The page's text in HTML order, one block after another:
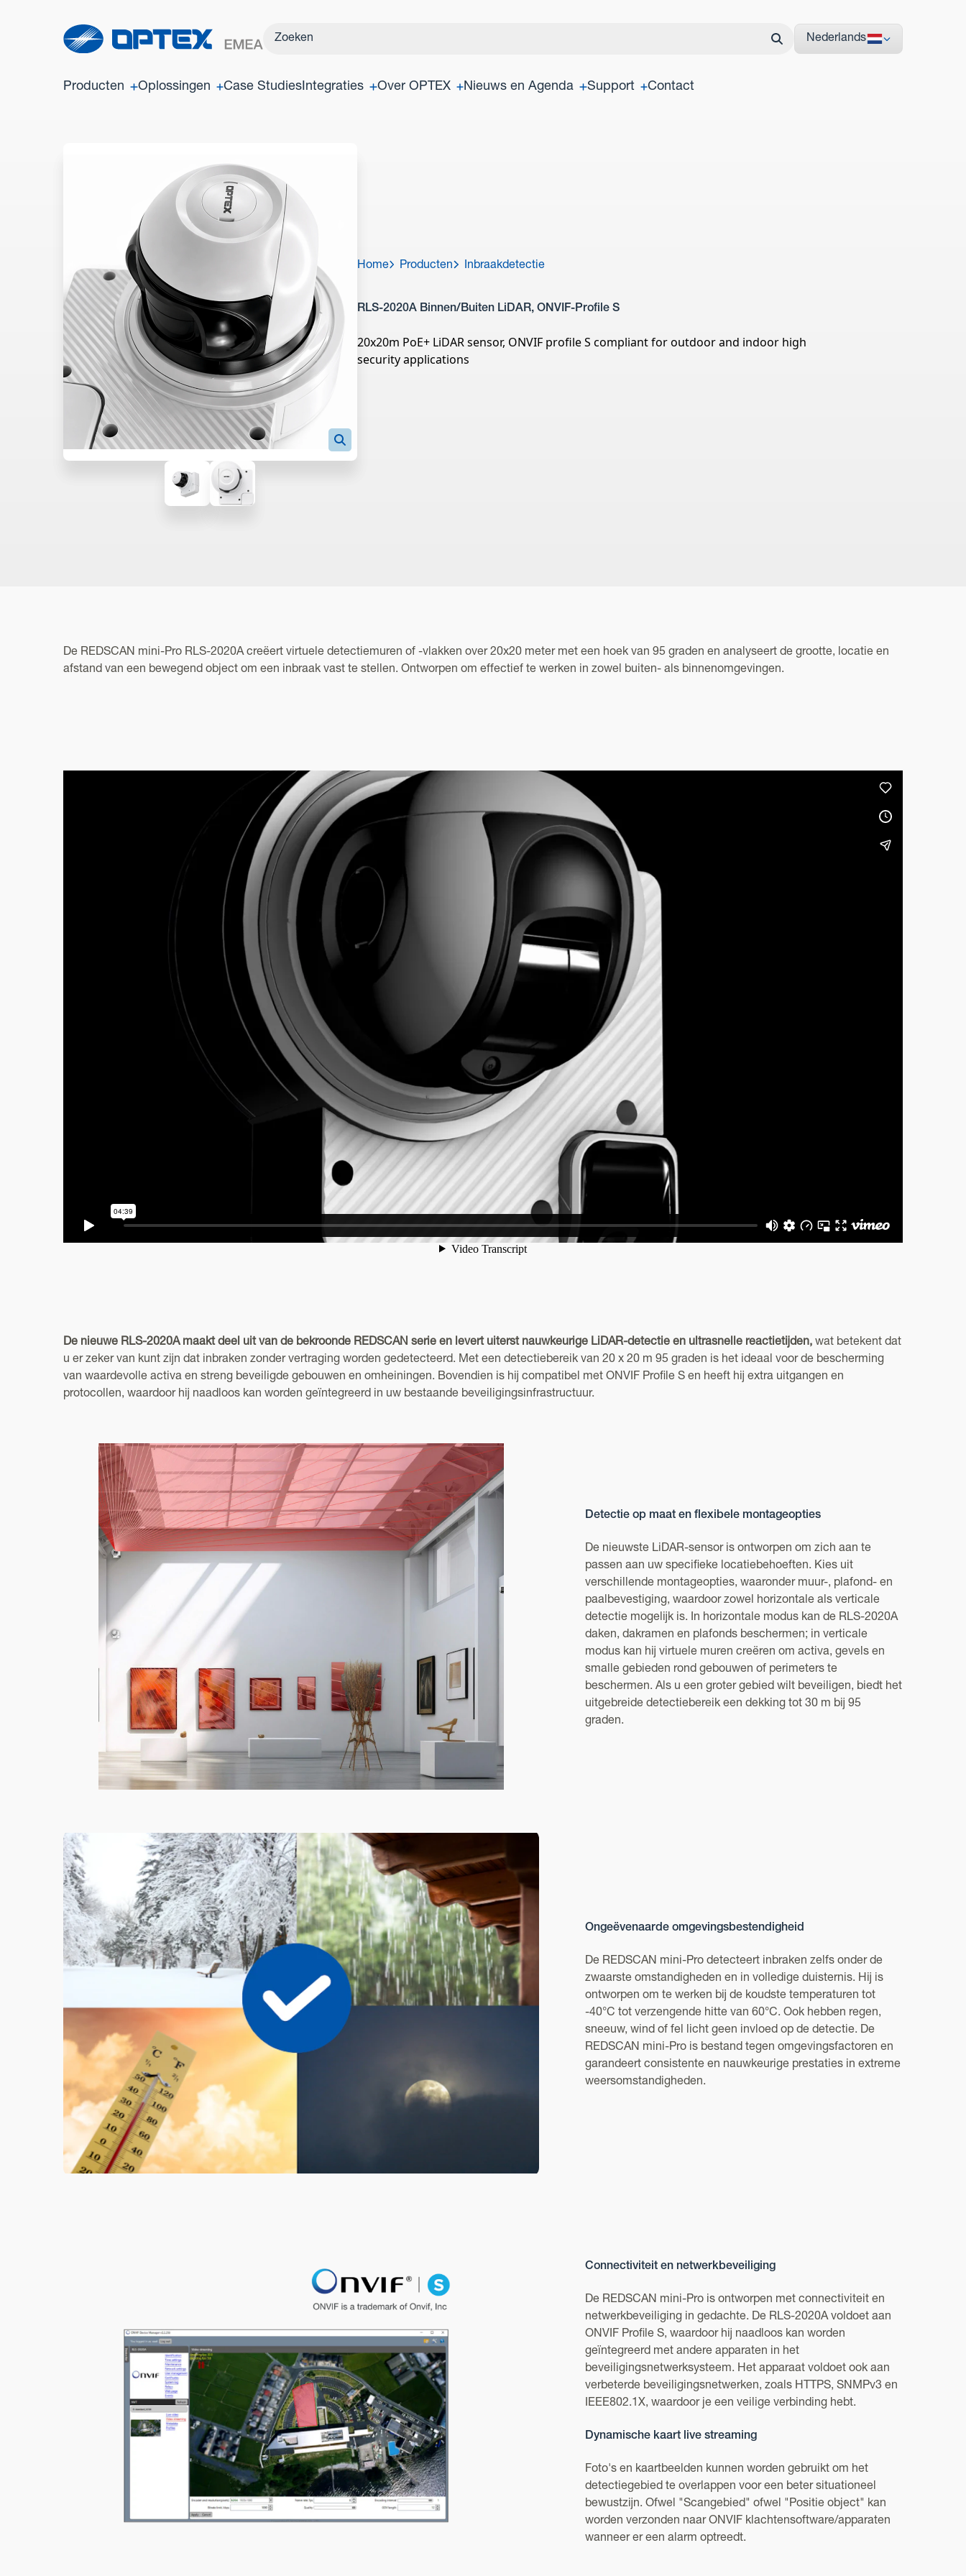
Nederlands
Producten Oplossingen Case StudiesIntegraties Over OPTEX Nieuws en Agenda Support Contact
Home Producten Inbraakdetectie
RLS-2020A Binnen/Buiten LiDAR, ONVIF-Profile S
20x20m PoE+ LiDAR sensor, ONVIF profile S compliant for outdoor and indoor high
security applications
De REDSCAN mini-Pro RLS-2020A creëert virtuele detectiemuren of -vlakken over 20x20 meter met een hoek van 95 graden en analyseert de grootte, locatie en
afstand van een bewegend object om een inbraak vast te stellen. Ontworpen om effectief te werken in zowel buiten- als binnenomgevingen.
De nieuwe RLS-2020A maakt deel uit van de bekroonde REDSCAN serie en levert uiterst nauwkeurige LiDAR-detectie en ultrasnelle reactietijden, wat betekent dat
u er zeker van kunt zijn dat inbraken zonder vertraging worden gedetecteerd. Met een detectiebereik van 20 x 20 m 95 graden is het ideaal voor de bescherming
van waardevolle activa en streng beveiligde gebouwen en omheiningen. Bovendien is hij compatibel met ONVIF Profile S en heeft hij extra uitgangen en
protocollen, waardoor hij naadloos kan worden geïntegreerd in uw bestaande beveiligingsinfrastructuur.
Detectie op maat en flexibele montageopties
De nieuwste LiDAR-sensor is ontworpen om zich aan te
passen aan uw specifieke locatiebehoeften. Kies uit
verschillende montageopties, waaronder muur-, plafond- en
paalbevestiging, waardoor zowel horizontale als verticale
detectie mogelijk is. In horizontale modus kan de RLS-2020A
daken, dakramen en plafonds beschermen; in verticale
modus kan hij virtuele muren creëren om activa, gevels en
smalle gebieden rond gebouwen of perimeters te
beschermen. Als u een groter gebied wilt beveiligen, biedt het
uitgebreide detectiebereik een dekking tot 30 m bij 95
graden.
Ongeëvenaarde omgevingsbestendigheid
De REDSCAN mini-Pro detecteert inbraken zelfs onder de
zwaarste omstandigheden en in volledige duisternis. Hij is
ontworpen om te werken bij de koudste temperaturen tot
-40°C tot verzengende hitte van 60°C. Ook hebben regen,
sneeuw, wind of fel licht geen invloed op de detectie. De
REDSCAN mini-Pro is bestand tegen omgevingsfactoren en
garandeert consistente en nauwkeurige prestaties in extreme
weersomstandigheden.
Connectiviteit en netwerkbeveiliging
De REDSCAN mini-Pro is ontworpen met connectiviteit en
netwerkbeveiliging in gedachte. De RLS-2020A voldoet aan
ONVIF Profile S, waardoor hij naadloos kan worden
geïntegreerd met andere apparaten in het
beveiligingsnetwerksysteem. Het apparaat voldoet ook aan
verbeterde beveiligingsnetwerken, zoals HTTPS, SNMPv3 en
IEEE802.1X, waardoor je een veilige verbinding hebt.
Dynamische kaart live streaming
Foto's en kaartbeelden kunnen worden gebruikt om het
detectiegebied te overlappen voor een beter situationeel
bewustzijn. Ofwel "Scangebied" ofwel "Positie object" kan
worden verzonden naar ONVIF klachtensoftware/apparaten
wanneer er een alarm optreedt.